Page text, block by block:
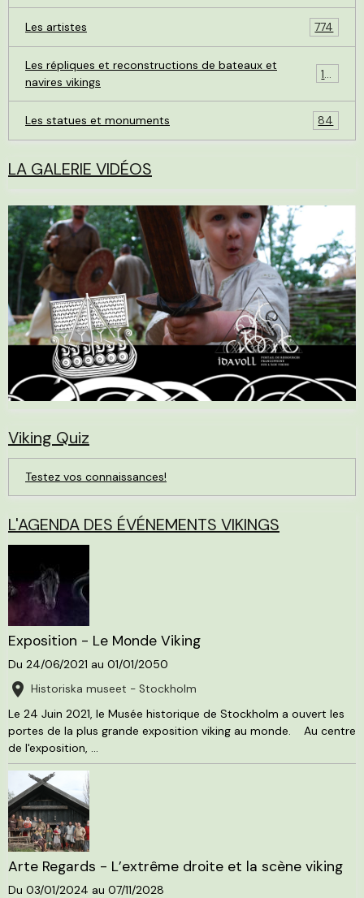
Les artistes 774
Les répliques et reconstructions de bateaux et
navires vikings
119
Les statues et monuments 84
LA GALERIE VIDÉOS
Viking Quiz
Testez vos connaissances!
L'AGENDA DES ÉVÉNEMENTS VIKINGS
Exposition - Le Monde Viking
Du 24/06/2021 au 01/01/2050
Historiska museet - Stockholm
Le 24 Juin 2021, le Musée historique de Stockholm a ouvert les
portes de la plus grande exposition viking au monde. Au centre
de l'exposition, ...
Arte Regards - L’extrême droite et la scène viking
Du 03/01/2024 au 07/11/2028